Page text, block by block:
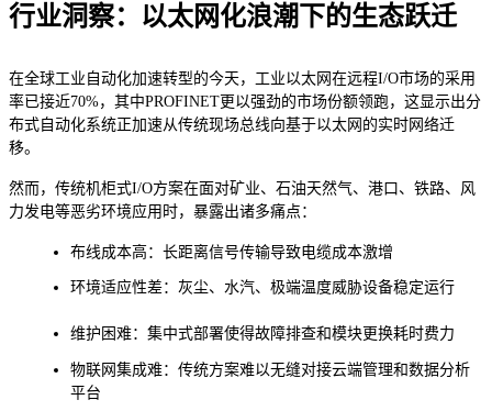
行业洞察：以太网化浪潮下的生态跃迁
在全球工业自动化加速转型的今天，工业以太网在远程I/O市场的采用
率已接近70%，其中PROFINET更以强劲的市场份额领跑，这显示出分
布式自动化系统正加速从传统现场总线向基于以太网的实时网络迁
移。
然而，传统机柜式I/O方案在面对矿业、石油天然气、港口、铁路、风
力发电等恶劣环境应用时，暴露出诸多痛点：
布线成本高：长距离信号传输导致电缆成本激增
环境适应性差：灰尘、水汽、极端温度威胁设备稳定运行
维护困难：集中式部署使得故障排查和模块更换耗时费力
物联网集成难：传统方案难以无缝对接云端管理和数据分析
平台